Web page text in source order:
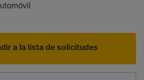
a la lista de solicitudes